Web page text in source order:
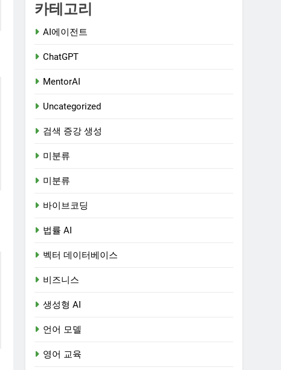
카테고리
AI에이전트
ChatGPT
MentorAI
Uncategorized
검색 증강 생성
미분류
미분류
바이브코딩
법률 AI
벡터 데이터베이스
비즈니스
생성형 AI
언어 모델
영어 교육